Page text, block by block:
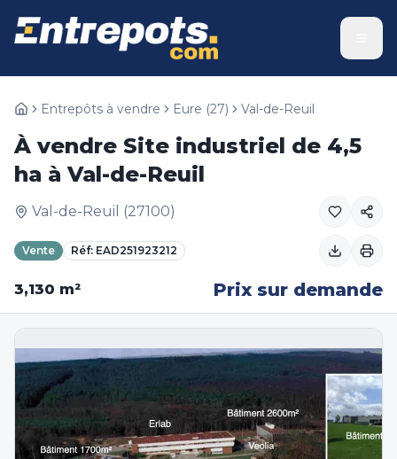
Entrepôts à vendre Eure (27) Val-de-Reuil
À vendre Site industriel de 4,5
ha à Val-de-Reuil
Val-de-Reuil (27100)
Vente Réf: EAD251923212
3,130 m² Prix sur demande